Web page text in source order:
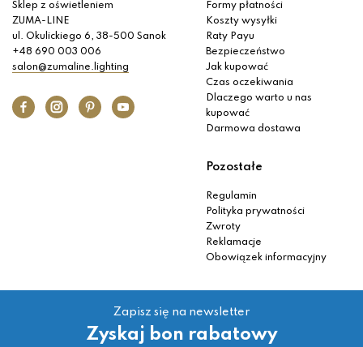
Sklep z oświetleniem
ZUMA-LINE
ul. Okulickiego 6, 38-500 Sanok
+48 690 003 006
salon@zumaline.lighting
Formy płatności
Koszty wysyłki
Raty Payu
Bezpieczeństwo
Jak kupować
Czas oczekiwania
Dlaczego warto u nas
kupować
Darmowa dostawa
Pozostałe
Regulamin
Polityka prywatności
Zwroty
Reklamacje
Obowiązek informacyjny
Zapisz się na newsletter
Zyskaj bon rabatowy